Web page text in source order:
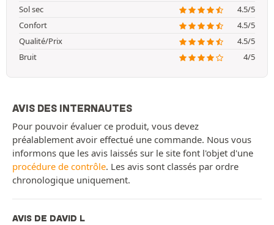
Sol sec
4.5/5
Confort
4.5/5
Qualité/Prix
4.5/5
Bruit
4/5
AVIS DES INTERNAUTES
Pour pouvoir évaluer ce produit, vous devez
préalablement avoir effectué une commande. Nous vous
informons que les avis laissés sur le site font l'objet d'une
procédure de contrôle. Les avis sont classés par ordre
chronologique uniquement.
AVIS DE DAVID L